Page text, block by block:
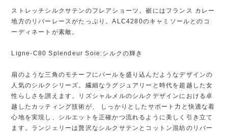
ストレッチシルクサテンのフレアショーツ。裾にはフランス カレー
地方のリバーレースがたっぷり。ALC4280のキャミソールとのコ
ーディネートが素敵。
Ligne-C80 Splendeur Soie:シルクの輝き
扇のような三角のモチーフにパールを盛り込んだようなデザインの
人気のシルクシリーズ。繊細なラグジュアリーと時代を超越した女
性らしさを讃えます。リズシャルメルのシルクデザインにおける卓
越したカッティング技術が、 しっかりとしたサポート力と快適な着
心地を実現し、シルエットを正確かつ流れるように美しく引き立て
ます。ランジェリーは贅沢なシルクサテンとコットン混紡のリバー